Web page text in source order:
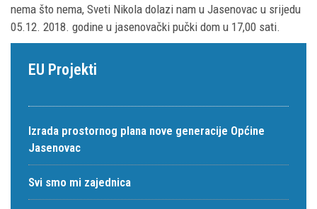
nema što nema, Sveti Nikola dolazi nam u Jasenovac u srijedu
05.12. 2018. godine u jasenovački pučki dom u 17,00 sati.
EU Projekti
Izrada prostornog plana nove generacije Općine
Jasenovac
Svi smo mi zajednica